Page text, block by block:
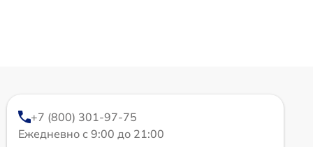
+7 (800) 301-97-75
Ежедневно с 9:00 до 21:00